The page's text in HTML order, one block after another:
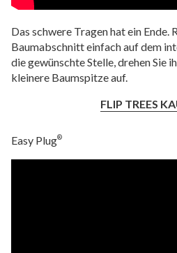
Das schwere Tragen hat ein Ende.
Baumabschnitt einfach auf dem
die gewünschte Stelle, drehen Sie
kleinere Baumspitze auf.
FLIP TREES
Easy Plug®